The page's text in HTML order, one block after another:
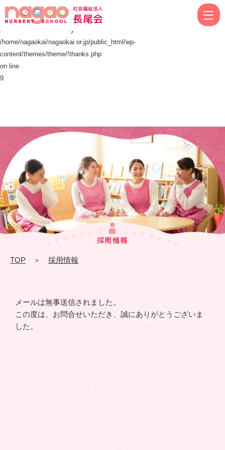
Warning
: Attempt to read property "ID" on null in
/home/nagaokai/nagaokai.or.jp/public_html/wp-
content/themes/theme/!thanks.php
on line
9
thanks-
recruit
|
社
法
人
長
尾
会
社会福祉法人
長尾会
TOP ＞ 採用情報
メールは無事送信されました。
この度は、お問合せいただき、誠にありがとうございま
した。